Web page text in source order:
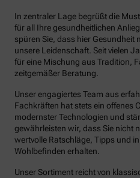
In zentraler Lage begrüßt die
für all Ihre gesundheitlichen
spüren Sie, dass hier Gesundheit
unsere Leidenschaft. Seit vielen
für eine Mischung aus Tradition,
zeitgemäßer Beratung.
Unser engagiertes Team aus
Fachkräften hat stets ein offenes
modernster Technologien und
gewährleisten wir, dass Sie nicht
wertvolle Ratschläge, Tipps und
Wohlbefinden erhalten.
Unser Sortiment reicht von